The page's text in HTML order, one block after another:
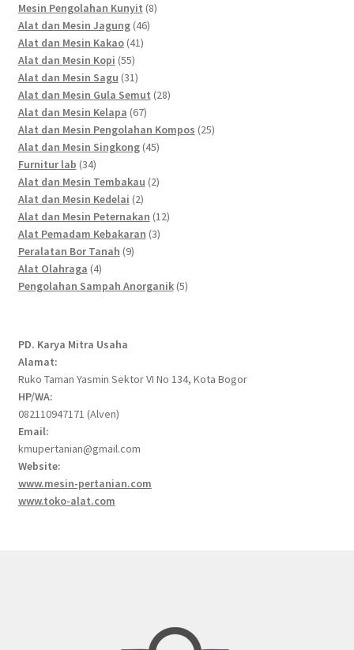
products
Mesin Pengolahan Kunyit 88
Alat dan Mesin Jagung 4646
Alat dan Mesin Kakao 4141
Alat dan Mesin Kopi 5555
products
Alat dan Mesin Sagu 3131
products
Alat dan Mesin Gula Semut 2828
Alat dan Mesin Kelapa 6767
products
Alat dan Mesin Pengolahan Kompos 2525
Alat dan Mesin Singkong 4545
Furnitur lab 3434
products
Alat dan Mesin Tembakau 22
Alat dan Mesin Kedelai 22
products
Alat dan Mesin Peternakan 1212
Alat Pemadam Kebakaran 33
Peralatan Bor Tanah 99
Alat Olahraga 44
products
Pengolahan Sampah Anorganik 55
PD. Karya Mitra Usaha
Alamat:
Ruko Taman Yasmin Sektor VI No 134, Kota Bogor
HP/WA:
082110947171 (Alven)
Email:
kmupertanian@gmail.com
Website:
www.mesin-pertanian.com
www.toko-alat.com